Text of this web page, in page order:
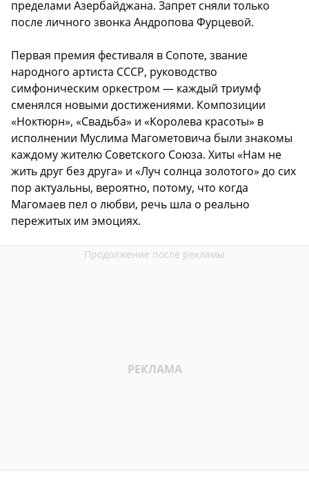
пределами Азербайджана. Запрет сняли только
после личного звонка Андропова Фурцевой.
Первая премия фестиваля в Сопоте, звание
народного артиста СССР, руководство
симфоническим оркестром — каждый триумф
сменялся новыми достижениями. Композиции
«Ноктюрн», «Свадьба» и «Королева красоты» в
исполнении Муслима Магометовича были знакомы
каждому жителю Советского Союза. Хиты «Нам не
жить друг без друга» и «Луч солнца золотого» до сих
пор актуальны, вероятно, потому, что когда
Магомаев пел о любви, речь шла о реально
пережитых им эмоциях.